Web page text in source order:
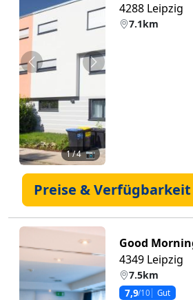
Zurück Weiter
1/ 4 📷
4288 Leipzig
7.1km
Preise &
Good
4349 Leipzig
7.5km
7,9/10 Gut